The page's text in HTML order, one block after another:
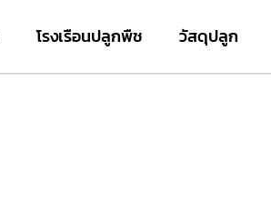
โรงเรือนปลูกพืช วัสดุปลูก